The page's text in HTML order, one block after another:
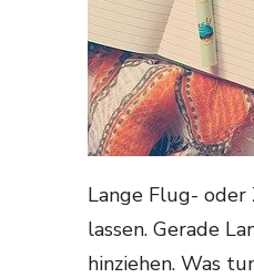
Lange Flug- oder
lassen. Gerade
hinziehen. Was